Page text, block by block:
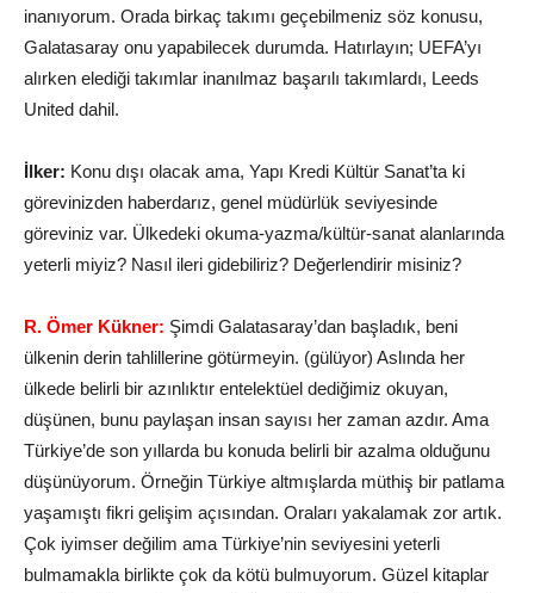
inanıyorum. Orada birkaç takımı geçebilmeniz söz konusu,
Galatasaray onu yapabilecek durumda. Hatırlayın; UEFA’yı
alırken elediği takımlar inanılmaz başarılı takımlardı, Leeds
United dahil.
İlker: Konu dışı olacak ama, Yapı Kredi Kültür Sanat’ta ki
görevinizden haberdarız, genel müdürlük seviyesinde
göreviniz var. Ülkedeki okuma-yazma/kültür-sanat alanlarında
yeterli miyiz? Nasıl ileri gidebiliriz? Değerlendirir misiniz?
R. Ömer Kükner: Şimdi Galatasaray’dan başladık, beni
ülkenin derin tahlillerine götürmeyin. (gülüyor) Aslında her
ülkede belirli bir azınlıktır entelektüel dediğimiz okuyan,
düşünen, bunu paylaşan insan sayısı her zaman azdır. Ama
Türkiye’de son yıllarda bu konuda belirli bir azalma olduğunu
düşünüyorum. Örneğin Türkiye altmışlarda müthiş bir patlama
yaşamıştı fikri gelişim açısından. Oraları yakalamak zor artık.
Çok iyimser değilim ama Türkiye’nin seviyesini yeterli
bulmamakla birlikte çok da kötü bulmuyorum. Güzel kitaplar